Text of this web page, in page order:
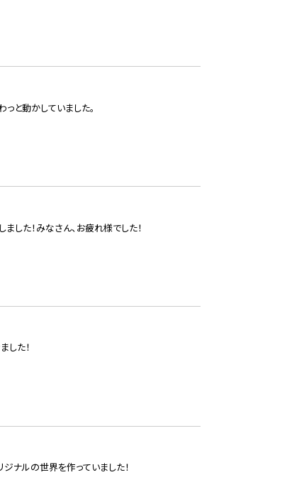
と動かしていました。
した！みなさん、お疲れ様でした！
した！
ジナルの世界を作っていました！